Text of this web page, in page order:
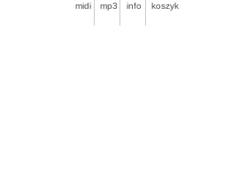
midi mp3 info koszyk